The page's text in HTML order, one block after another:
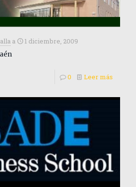
a
1 diciembre, 2009
0 Leer más